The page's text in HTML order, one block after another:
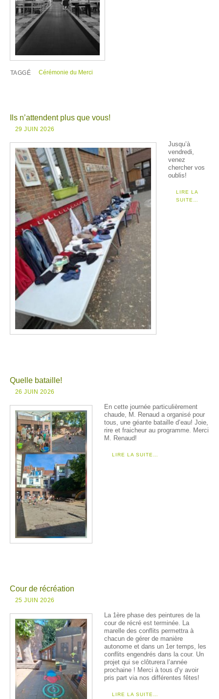
TAGGÉ Cérémonie du Merci
Ils n’attendent plus que vous!
29 JUIN 2026
Jusqu’à
vendredi,
venez
chercher vos
oublis!
LIRE LA
SUITE…
Quelle bataille!
26 JUIN 2026
En cette journée particulièrement
chaude, M. Renaud a organisé pour
tous, une géante bataille d’eau! Joie,
rire et fraicheur au programme. Merci
M. Renaud!
LIRE LA SUITE…
Cour de récréation
25 JUIN 2026
La 1ère phase des peintures de la
cour de récré est terminée. La
marelle des conflits permettra à
chacun de gérer de manière
autonome et dans un 1er temps, les
conflits engendrés dans la cour. Un
projet qui se clôturera l’année
prochaine ! Merci à tous d’y avoir
pris part via nos différentes fêtes!
LIRE LA SUITE…